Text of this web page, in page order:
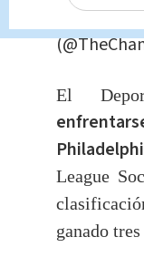
—
El
League
ganado